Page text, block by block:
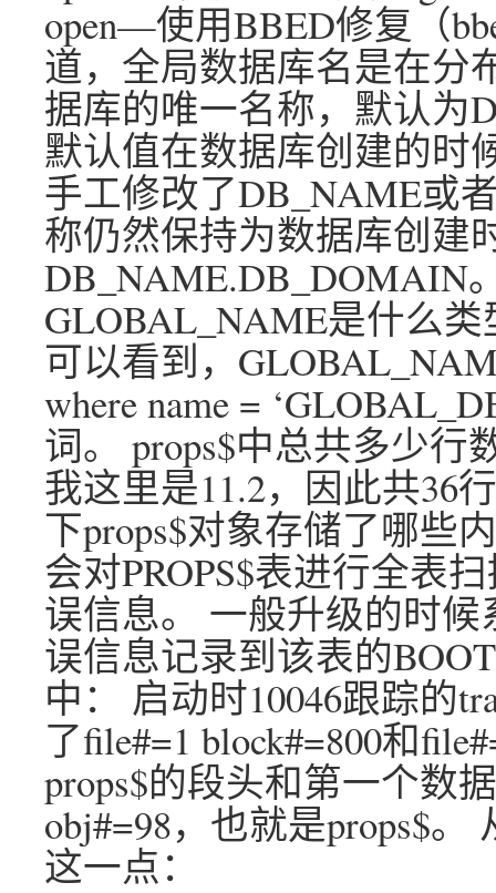
open—使用BBED修复（
道，全局数据库名是在分
据库的唯一名称，默认为
默认值在数据库创建的时
手工修改了DB_NAME或
称仍然保持为数据库创建
DB_NAME.DB_DOMAIN
GLOBAL_NAME是什么
可以看到，
where name =
词。 props$中总共多少
我这里是11.2，因此共36
下props$对象存储了哪些
会对PROPS$表进行全表
误信息。 一般升级的时
误信息记录到该表的
中： 启动时10046跟踪的
了file#=1 block#=800和
props$的段头和第一个数
obj#=98，也就是props$
这一点：